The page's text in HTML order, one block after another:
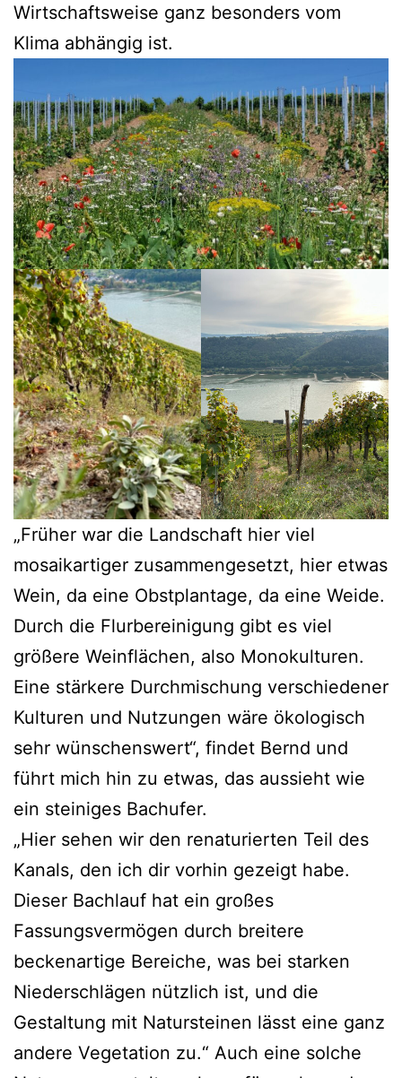
Wirtschaftsweise ganz besonders vom
Klima abhängig ist.
„Früher war die Landschaft hier viel
mosaikartiger zusammengesetzt, hier etwas
Wein, da eine Obstplantage, da eine Weide.
Durch die Flurbereinigung gibt es viel
größere Weinflächen, also Monokulturen.
Eine stärkere Durchmischung verschiedener
Kulturen und Nutzungen wäre ökologisch
sehr wünschenswert“, findet Bernd und
führt mich hin zu etwas, das aussieht wie
ein steiniges Bachufer.
„Hier sehen wir den renaturierten Teil des
Kanals, den ich dir vorhin gezeigt habe.
Dieser Bachlauf hat ein großes
Fassungsvermögen durch breitere
beckenartige Bereiche, was bei starken
Niederschlägen nützlich ist, und die
Gestaltung mit Natursteinen lässt eine ganz
andere Vegetation zu.“ Auch eine solche